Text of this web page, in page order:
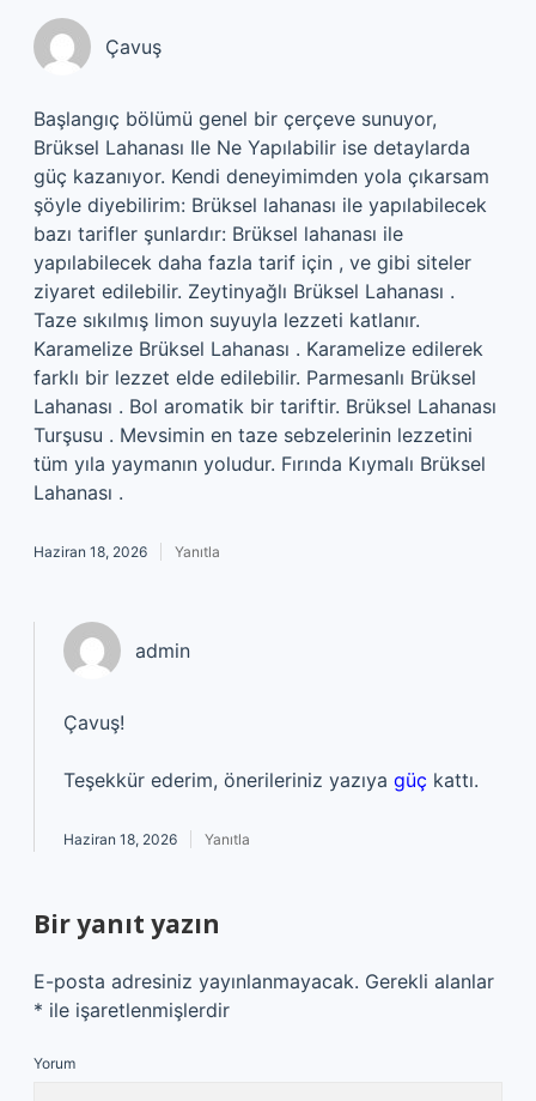
Çavuş
Başlangıç bölümü genel bir çerçeve sunuyor,
Brüksel Lahanası Ile Ne Yapılabilir ise detaylarda
güç kazanıyor. Kendi deneyimimden yola çıkarsam
şöyle diyebilirim: Brüksel lahanası ile yapılabilecek
bazı tarifler şunlardır: Brüksel lahanası ile
yapılabilecek daha fazla tarif için , ve gibi siteler
ziyaret edilebilir. Zeytinyağlı Brüksel Lahanası .
Taze sıkılmış limon suyuyla lezzeti katlanır.
Karamelize Brüksel Lahanası . Karamelize edilerek
farklı bir lezzet elde edilebilir. Parmesanlı Brüksel
Lahanası . Bol aromatik bir tariftir. Brüksel Lahanası
Turşusu . Mevsimin en taze sebzelerinin lezzetini
tüm yıla yaymanın yoludur. Fırında Kıymalı Brüksel
Lahanası .
Haziran 18, 2026 Yanıtla
admin
Çavuş!
Teşekkür ederim, önerileriniz yazıya güç kattı.
Haziran 18, 2026 Yanıtla
Bir yanıt yazın
E-posta adresiniz yayınlanmayacak. Gerekli alanlar
* ile işaretlenmişlerdir
Yorum